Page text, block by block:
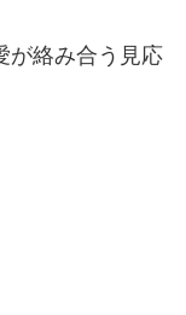
が絡み合う見応